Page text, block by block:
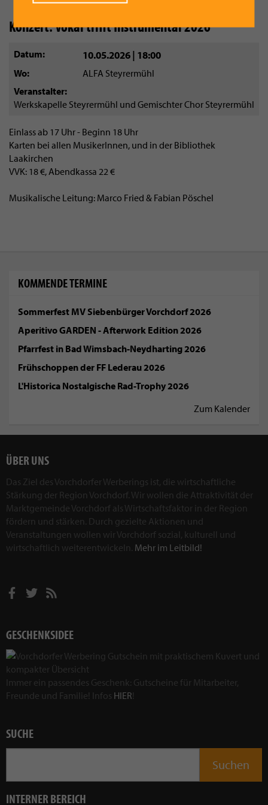
Konzert: Vokal trifft Instrumental 2026
Datum 10.05.2026 | 18:00
Wo
ALFA Steyrermühl
Veranstalter
Werkskapelle Steyrermühl und Gemischter Chor Steyrermühl
Einlass ab 17 Uhr - Beginn 18 Uhr
Karten bei allen MusikerInnen, und in der Bibliothek
Laakirchen
VVK: 18 €, Abendkassa 22 €
Musikalische Leitung: Marco Fried & Fabian Pöschel
KOMMENDE TERMINE
Sommerfest MV Siebenbürger Vorchdorf 2026
Aperitivo GARDEN - Afterwork Edition 2026
Pfarrfest in Bad Wimsbach-Neydharting 2026
Frühschoppen der FF Lederau 2026
L'Historica Nostalgische Rad-Trophy 2026
Zum Kalender
ÜBER UNS
Das Ziel des Vorchdorfer Werberings ist, die wirtschaftliche
Stärkung der Region Vorchdorf. Wir wollen die Attraktivität der
Marktgemeinde Vorchdorf als Wirtschaftsfaktor in der Region
fördern und stärken. Durch gezielte Aktionen und
Veranstaltungen wollen wir Vorchdorf sozial, kulturell und
wirtschaftlich weiterentwickeln. Mehr im Leitbild!
GESCHENKSIDEE
Immer ein passendes Geschenk: Gutscheine für Mitarbeiter,
Freunde und Familie! Infos HIER!
SUCHE
INTERNER BEREICH